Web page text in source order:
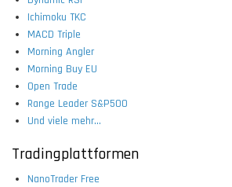
Ichimoku TKC
MACD Triple
Morning Angler
Morning Buy EU
Open Trade
Range Leader S&P500
Und viele mehr...
Tradingplattformen
NanoTrader Free